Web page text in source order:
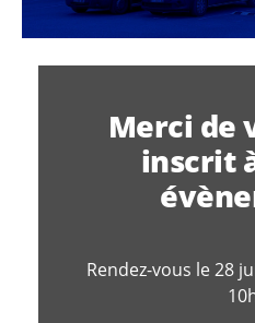
Merci de
inscrit
Rendez-vous le 28